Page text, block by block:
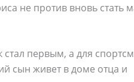
не против вновь стать
стал первым, а для
сын живет в доме отца и